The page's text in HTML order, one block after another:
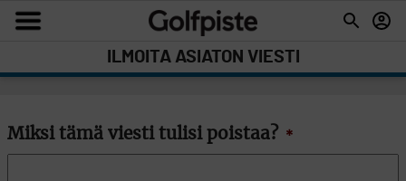
ILMOITA ASIATON VIESTI
Miksi tämä viesti tulisi poistaa? *